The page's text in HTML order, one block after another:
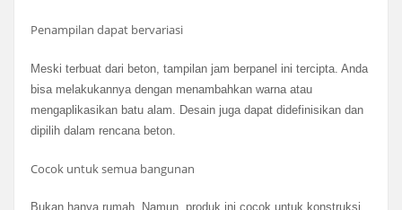
Penampilan dapat bervariasi
Meski terbuat dari beton, tampilan jam berpanel ini tercipta. Anda
bisa melakukannya dengan menambahkan warna atau
mengaplikasikan batu alam. Desain juga dapat didefinisikan dan
dipilih dalam rencana beton.
Cocok untuk semua bangunan
Bukan hanya rumah. Namun, produk ini cocok untuk konstruksi